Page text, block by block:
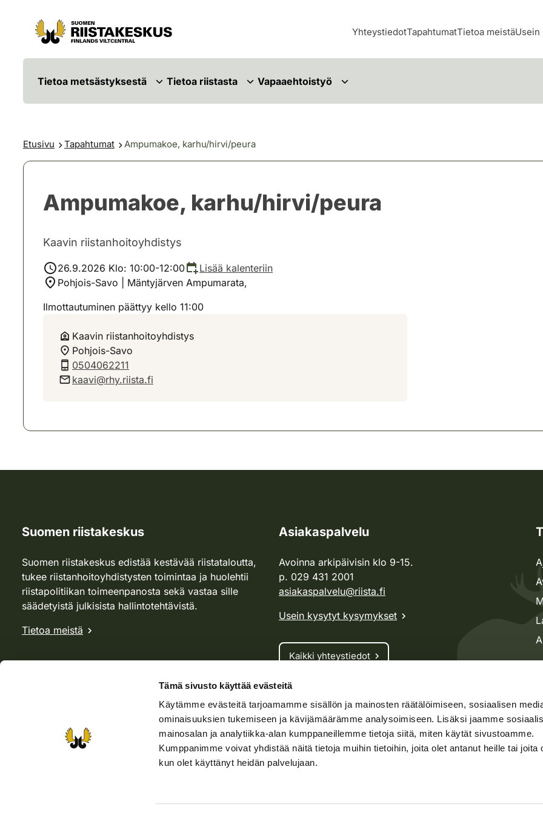
Tämä sivusto käyttää evästeitä
Käytämme evästeitä tarjoamamme sisällön ja mainosten räätälöimiseen, sosiaalisen
ominaisuuksien tukemiseen ja kävijämäärämme analysoimiseen. Lisäksi jaamme
mainosalan ja analytiikka-alan kumppaneillemme tietoja siitä, miten käytät sivustoamme.
Kumppanimme voivat yhdistää näitä tietoja muihin tietoihin, joita olet antanut heille tai joita
kun olet käyttänyt heidän palvelujaan.
Siirry sisältöön
Siirry sivustokarttaan
YhteystiedotTapahtumatTietoa meistäUsein
Tietoa metsästyksestä Tietoa riistasta Vapaaehtoistyö
Etusivu Tapahtumat Ampumakoe, karhu/hirvi/peura
Ampumakoe, karhu/hirvi/peura
Kaavin riistanhoitoyhdistys
26.9.2026 Klo: 10:00-12:00
Lisää kalenteriin
Pohjois-Savo | Mäntyjärven Ampumarata,
Ilmottautuminen päättyy kello 11:00
Kaavin riistanhoitoyhdistys
Pohjois-Savo
0504062211
kaavi@rhy.riista.fi
Suomen riistakeskus
Suomen riistakeskus edistää kestävää riistataloutta,
tukee riistanhoitoyhdistysten toimintaa ja huolehtii
riistapolitiikan toimeenpanosta sekä vastaa sille
säädetyistä julkisista hallintotehtävistä.
Tietoa meistä
Asiakaspalvelu
Avoinna arkipäivisin klo 9-15.
p. 029 431 2001
asiakaspalvelu@riista.fi
Usein kysytyt kysymykset
Kaikki yhteystiedot
Metsästyskortti-asiat
Oma riista -asiat
Lupa-asiat